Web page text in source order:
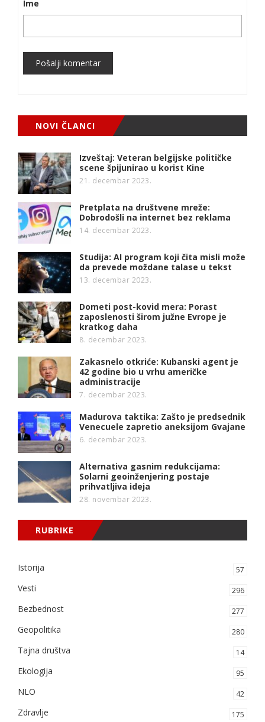
Ime
Pošalji komentar
NOVI ČLANCI
Izveštaj: Veteran belgijske političke
scene špijunirao u korist Kine
21. decembar 2023.
Pretplata na društvene mreže:
Dobrodošli na internet bez reklama
14. decembar 2023.
Studija: AI program koji čita misli može
da prevede moždane talase u tekst
13. decembar 2023.
Dometi post-kovid mera: Porast
zaposlenosti širom južne Evrope je
kratkog daha
8. decembar 2023.
Zakasnelo otkriće: Kubanski agent je
42 godine bio u vrhu američke
administracije
7. decembar 2023.
Madurova taktika: Zašto je predsednik
Venecuele zapretio aneksijom Gvajane
6. decembar 2023.
Alternativa gasnim redukcijama:
Solarni geoinženjering postaje
prihvatljiva ideja
28. novembar 2023.
RUBRIKE
Istorija 57
Vesti 296
Bezbednost 277
Geopolitika 280
Tajna društva 14
Ekologija 95
NLO 42
Zdravlje 175